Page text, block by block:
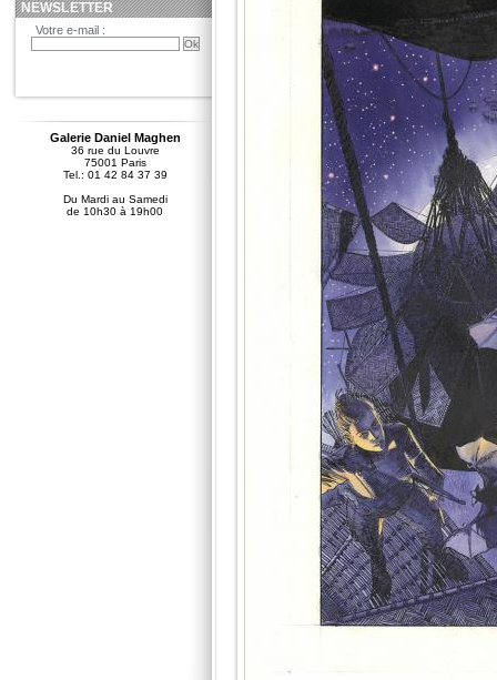
NEWSLETTER
Votre e-mail :
Galerie Daniel Maghen
36 rue du Louvre
75001 Paris
Tel.: 01 42 84 37 39
Du Mardi au Samedi
de 10h30 à 19h00